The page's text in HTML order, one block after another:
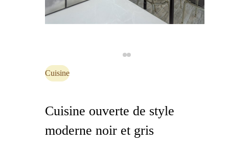
Cuisine
Cuisine ouverte de style
moderne noir et gris